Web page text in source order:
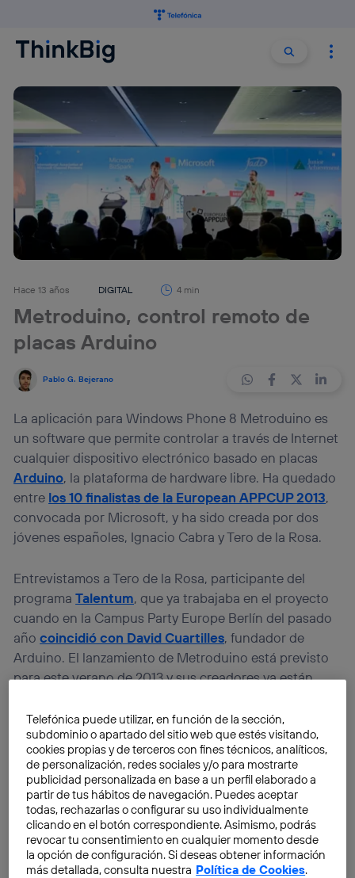
Buscar
Hace 13 años DIGITAL 4 min
Metroduino, control remoto de
placas Arduino
Pablo G. Bejerano
La aplicación para Windows Phone 8 Metroduino es
un software que permite controlar a través de Internet
cualquier dispositivo electrónico basado en placas
Arduino, la plataforma de hardware libre. Ha quedado
entre los 10 finalistas de la European APPCUP 2013,
convocada por Microsoft, y ha sido creada por dos
jóvenes españoles, Ignacio Cabra y Tero de la Rosa.
Entrevistamos a Tero de la Rosa, participante del
programaTalentum, que ya trabajaba en el proyecto
cuando en la Campus Party Europe Berlín del pasado
añocoincidió con David Cuartilles, fundador de
Arduino. El lanzamiento de Metroduino está previsto
para este verano de 2013 y sus creadores ya están
betatesters.
Telefónica puede utilizar, en función de la sección,
subdominio o apartado del sitio web que estés visitando,
cookies propias y de terceros con fines técnicos, analíticos,
de personalización, redes sociales y/o para mostrarte
publicidad personalizada en base a un perfil elaborado a
partir de tus hábitos de navegación. Puedes aceptar
todas, rechazarlas o configurar su uso individualmente
clicando en el botón correspondiente. Asimismo, podrás
revocar tu consentimiento en cualquier momento desde
la opción de configuración. Si deseas obtener información
más detallada, consulta nuestra Política de Cookies.